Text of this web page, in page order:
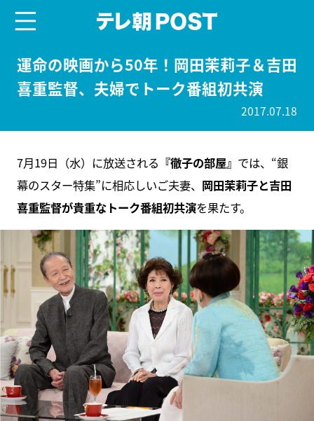
運命の映画から50年！岡田茉莉子＆吉田
喜重監督、夫婦でトーク番組初共演
2017.07.18
7月19日（水）に放送される 『徹子の部屋』 では、“銀
幕のスター特集”に相応しいご夫妻、 岡田茉莉子と吉田
喜重監督が貴重なトーク番組初共演を果たす。